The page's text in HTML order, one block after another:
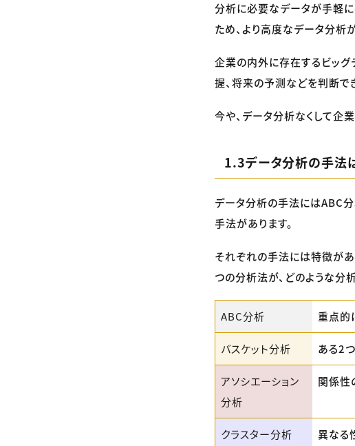
分析に必要なデータが手軽
ため、より高度なデータ分析
企業の内外に存在するビッ
握、将来の予測などを判断で
今や、データ分析なくして企
1.3データ分析の手法
データ分析の手法にはABC分
手法があります。
それぞれの手法には特徴が
つの分析法が、どのような分
ABC分析 重点的
バスケット分析 ある2
アソシエーション
分析
関係性
クラスター分析 異なる